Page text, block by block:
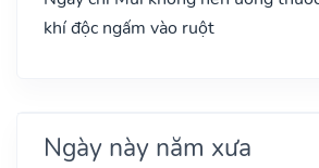
khí độc ngấm vào ruột
Ngày này năm xưa